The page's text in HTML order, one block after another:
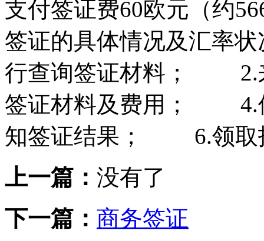
支付签证费60欧元（约
签证的具体情况及汇率
行查询签证材料； 2.
签证材料及费用；
知签证结果； 6.领取
上一篇： 没有了
下一篇： 商务签证